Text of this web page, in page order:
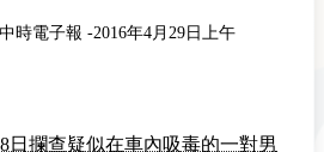
中時電子報 -2016年4月29日上午
日攔查疑似在車內吸毒的一對男